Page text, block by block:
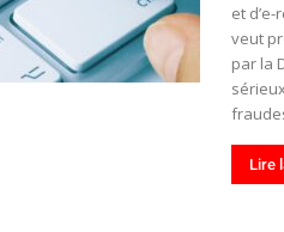
et
veut
par la
Lire